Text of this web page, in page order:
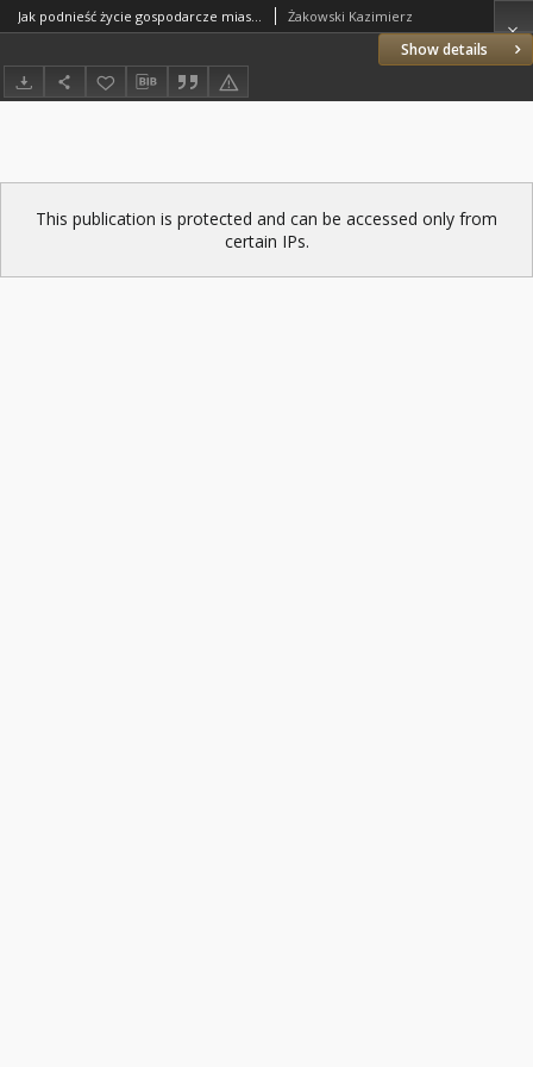
Show details
Jak podnieść życie gospodarcze miast wielkopolsko-pomorskich? Żakowski Kazimierz
This publication is protected and can be accessed only from
certain IPs.